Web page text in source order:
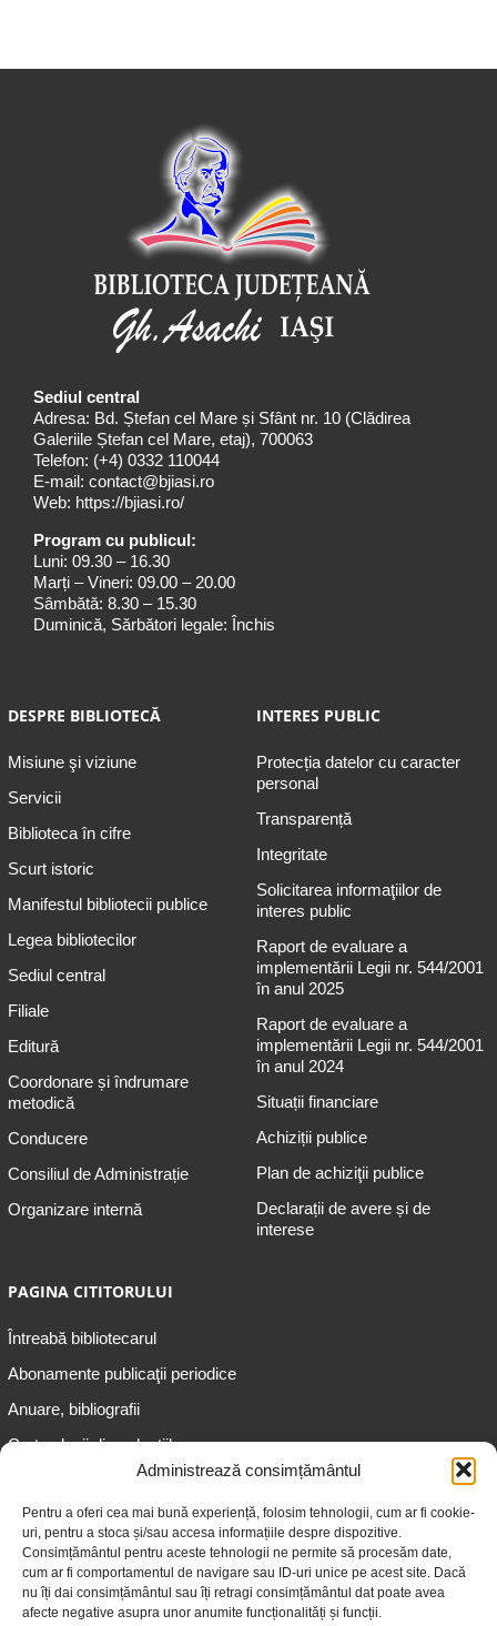
Administrează consimțământul
Pentru a oferi cea mai bună experiență, folosim tehnologii, cum ar fi cookie-
uri, pentru a stoca și/sau accesa informațiile despre dispozitive.
Consimțământul pentru aceste tehnologii ne permite să procesăm date,
cum ar fi comportamentul de navigare sau ID-uri unice pe acest site. Dacă
nu îți dai consimțământul sau îți retragi consimțământul dat poate avea
afecte negative asupra unor anumite funcționalități și funcții.
Sediul central
Adresa: Bd. Ștefan cel Mare și Sfânt nr. 10 (Clădirea
Galeriile Ștefan cel Mare, etaj), 700063
Telefon: (+4) 0332 110044
E-mail: contact@bjiasi.ro
Web: https://bjiasi.ro/
Program cu publicul:
Luni: 09.30 – 16.30
Marți – Vineri: 09.00 – 20.00
Sâmbătă: 8.30 – 15.30
Duminică, Sărbători legale: Închis
DESPRE BIBLIOTECĂ
Misiune şi viziune
Servicii
Biblioteca în cifre
Scurt istoric
Manifestul bibliotecii publice
Legea bibliotecilor
Sediul central
Filiale
Editură
Coordonare și îndrumare
metodică
Conducere
Consiliul de Administrație
Organizare internă
INTERES PUBLIC
Protecția datelor cu caracter
personal
Transparență
Integritate
Solicitarea informaţiilor de
interes public
Raport de evaluare a
implementării Legii nr. 544/2001
în anul 2025
Raport de evaluare a
implementării Legii nr. 544/2001
în anul 2024
Situații financiare
Achiziții publice
Plan de achiziţii publice
Declarații de avere și de
interese
PAGINA CITITORULUI
Întreabă bibliotecarul
Abonamente publicaţii periodice
Anuare, bibliografii
Cartea lunii din colecțiile
Informații pentru adolescenți
Informații pentru adulți
Informații pentru seniori